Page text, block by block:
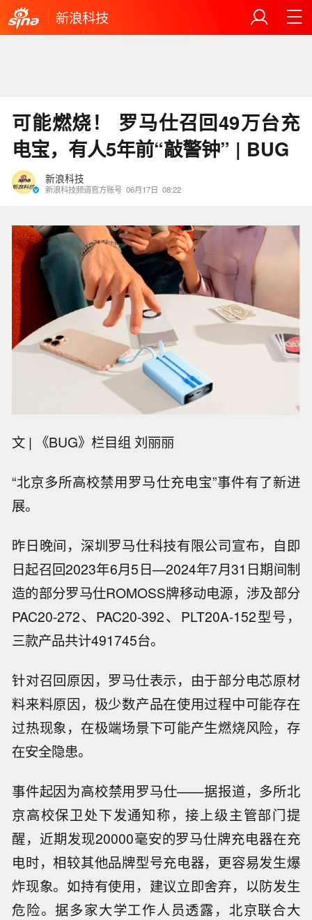
新浪科技
可能燃烧！ 罗马仕召回49万台充
电宝，有人5年前“敲警钟” | BUG
新浪科技
新浪科技频道官方账号 06月17日 08:22
文 | 《BUG》栏目组 刘丽丽
“北京多所高校禁用罗马仕充电宝”事件有了新进
展。
昨日晚间，深圳罗马仕科技有限公司宣布，自即
日起召回2023年6月5日—2024年7月31日期间制
造的部分罗马仕ROMOSS牌移动电源，涉及部分
PAC20-272、PAC20-392、PLT20A-152型号，
三款产品共计491745台。
针对召回原因，罗马仕表示，由于部分电芯原材
料来料原因，极少数产品在使用过程中可能存在
过热现象，在极端场景下可能产生燃烧风险，存
在安全隐患。
事件起因为高校禁用罗马仕——据报道， 多所北
京高校保卫处下发通知称，接上级主管部门提
醒，近期发现20000毫安的罗马仕牌充电器在充
电时，相较其他品牌型号充电器，更容易发生爆
炸现象。如持有使用，建议立即舍弃，以防发生
危险。据多家大学工作人员透露， 北京联合大